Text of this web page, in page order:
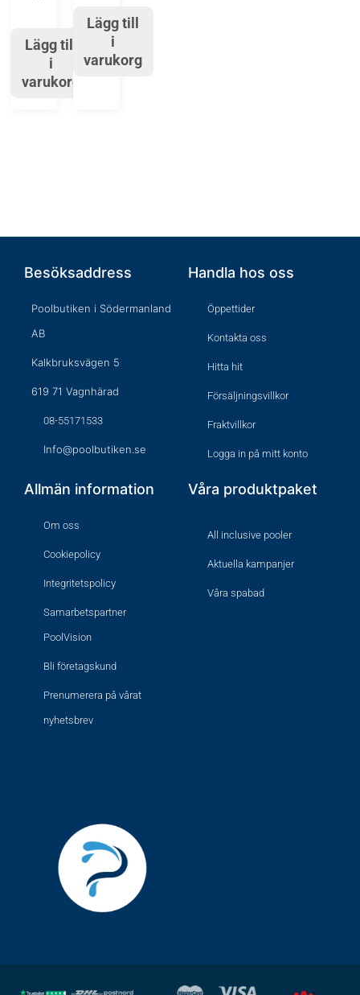
Lägg till
i
varukorg
Lägg till
i
varukorg
Besöksaddress
Poolbutiken i Södermanland
AB
Kalkbruksvägen 5
619 71 Vagnhärad
08-55171533
Info@poolbutiken.se
Handla hos oss
Öppettider
Kontakta oss
Hitta hit
Försäljningsvillkor
Fraktvillkor
Logga in på mitt konto
Allmän information
Om oss
Cookiepolicy
Integritetspolicy
Samarbetspartner
PoolVision
Bli företagskund
Prenumerera på vårat
nyhetsbrev
Våra produktpaket
All inclusive pooler
Aktuella kampanjer
Våra spabad